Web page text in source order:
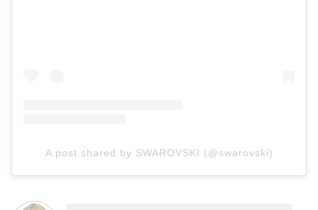
A post shared by SWAROVSKI (@swarovski)